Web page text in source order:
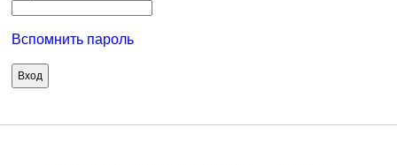
Вспомнить пароль